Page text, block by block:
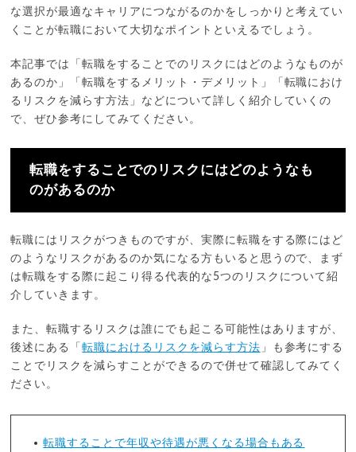
な選択が最適なキャリアにつながるのかをしっかりと考えてい
くことが転職において大切なポイントといえるでしょう。
本記事では「転職をすることでのリスクにはどのようなものが
あるのか」「転職をするメリット・デメリット」「転職におけ
るリスクを減らす方法」などについて詳しく紹介していくの
で、ぜひ参考にしてみてください。
転職をすることでのリスクにはどのようなも
のがあるのか
転職にはリスクがつきものですが、実際に転職をする際にはど
のようなリスクがあるのか気になる方もいると思うので、まず
は転職をする際に起こり得る代表的な5つのリスクについて紹
介していきます。
また、転職するリスクは誰にでも起こる可能性はありますが、
後述にある「転職におけるリスクを減らす方法 」も参考にする
ことでリスクを減らすことができるので併せて確認してみてく
ださい。
転職することで年収や待遇が悪くなる場合もある